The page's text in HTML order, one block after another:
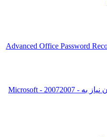
Advanced Office Password
2007 - Microsoft